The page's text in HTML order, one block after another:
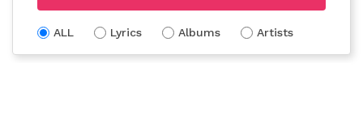
ALL Lyrics Albums Artists